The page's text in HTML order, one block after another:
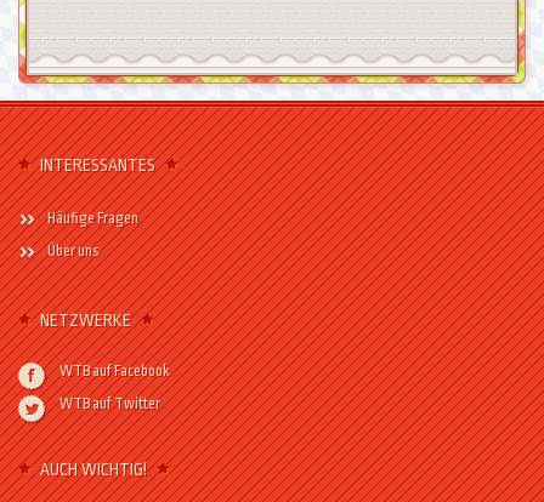
INTERESSANTES
Häufige Fragen
Über uns
NETZWERKE
WTB auf Facebook
WTB auf Twitter
AUCH WICHTIG!